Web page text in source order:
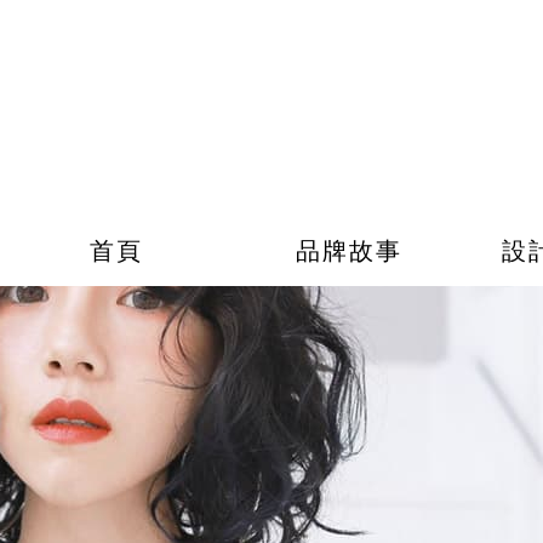
首頁 品牌故事 設